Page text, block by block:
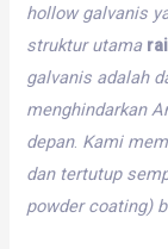
hollow galvanis
struktur utama
galvanis adalah
menghindarkan
depan. Kami
dan tertutup
powder coating)